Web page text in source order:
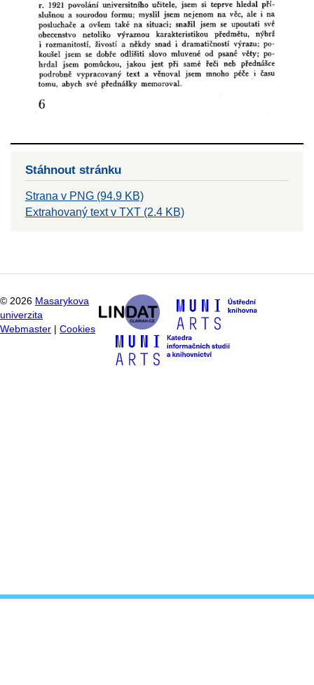
Stáhnout stránku
Strana v PNG (94.9 KB)
Extrahovaný text v TXT (2.4 KB)
© 2026 Masarykova
univerzita
Webmaster
Cookies